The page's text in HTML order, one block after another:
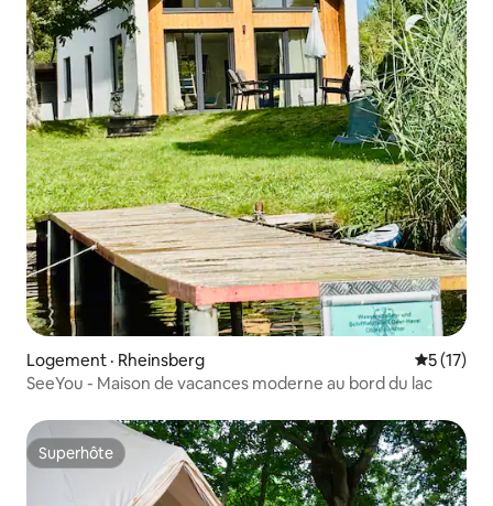
Logement · Rheinsberg Note
5 (17)
SeeYou - Maison de vacances moderne au bord du lac
Superhôte
Superhôte